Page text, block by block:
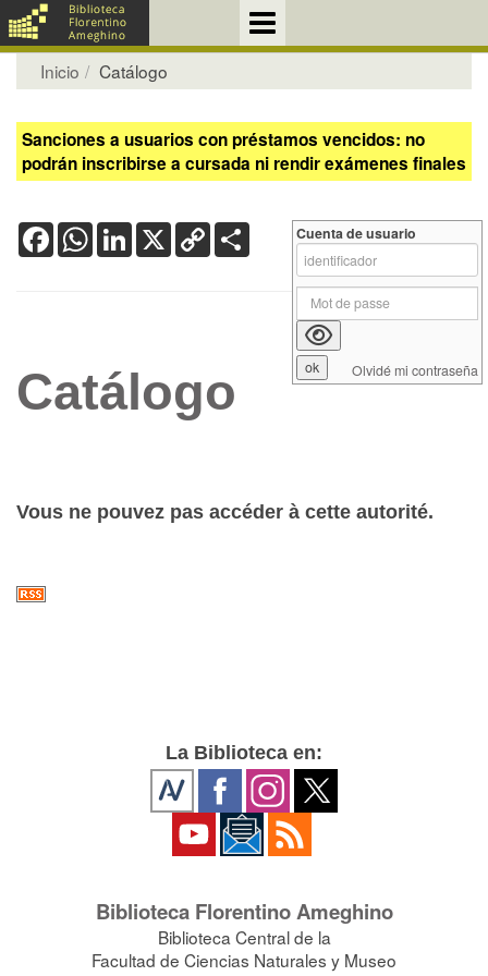
Inicio Catálogo
Sanciones a usuarios con préstamos vencidos: no
podrán inscribirse a cursada ni rendir exámenes finales
FacebookWhatsApp
LinkedIn
X Copy
Link
Catálogo
Vous ne pouvez pas accéder à cette autorité.
Cuenta de usuario
Olvidé mi contraseña
La Biblioteca en:
Biblioteca Florentino Ameghino
Biblioteca Central de la
Facultad de Ciencias Naturales y Museo